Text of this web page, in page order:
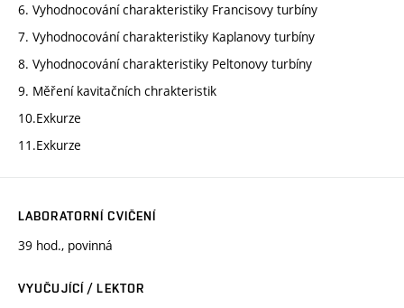
6. Vyhodnocování charakteristiky Francisovy turbíny
7. Vyhodnocování charakteristiky Kaplanovy turbíny
8. Vyhodnocování charakteristiky Peltonovy turbíny
9. Měření kavitačních chrakteristik
10.Exkurze
11.Exkurze
LABORATORNÍ CVIČENÍ
39 hod., povinná
VYUČUJÍCÍ / LEKTOR